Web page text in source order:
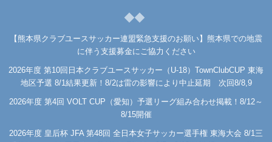
【熊本県クラブユースサッカー連盟緊急支援のお願い】熊本県での地震
に伴う支援募金にご協力ください
2026年度 第10回日本クラブユースサッカー（U-18）TownClubCUP 東海
地区予選 8/1結果更新！8/2は雷の影響により中止延期 次回8/8,9
2026年度 第4回 VOLT CUP（愛知）予選リーグ組み合わせ掲載！8/12～
8/15開催
2026年度 皇后杯 JFA 第48回 全日本女子サッカー選手権 東海大会 8/1三